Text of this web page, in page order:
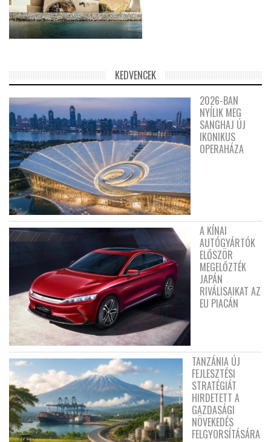
KEDVENCEK
2026-BAN
NYÍLIK MEG
SANGHAJ ÚJ
IKONIKUS
OPERAHÁZA
A KÍNAI
AUTÓGYÁRTÓK
ELŐSZÖR
MEGELŐZTÉK
JAPÁN
RIVÁLISAIKAT AZ
EU PIACÁN
TANZÁNIA ÚJ
FEJLESZTÉSI
STRATÉGIÁT
HIRDETETT A
GAZDASÁGI
NÖVEKEDÉS
FELGYORSÍTÁSÁRA